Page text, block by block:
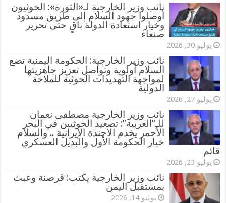
‏نائب وزير الخارجية لـ«الثورة»: الحوثيون
أوصلوا جهود السلام إلى طريق مسدود
وخيار استعادة الدولة باقٍ حتى تحرير
صنعاء
يوليو 30, 2026
نائب وزير الخارجية: الحكومة اليمنية تضع
السلام أولوية وتواصل تعزيز جاهزيتها
لمواجهة التهديدات الحوثية للملاحة
الدولية
يوليو 27, 2026
نائب وزير الخارجية مصطفى نعمان
للـ”العربية”: تصعيد الحوثيين في البحر
الأحمر يخدم الأجندة الإيرانية .. والسلام
خيار الحكومة الأول والبديل العسكري
قائم
يوليو 23, 2026
نائب وزير الخارجية يكتب: قرصنة وعبث
بمستقبل اليمن
يوليو 14, 2026